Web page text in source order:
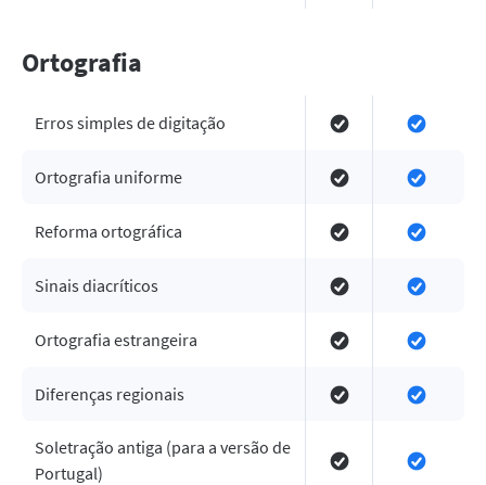
Ortografia
Erros simples de digitação
Ortografia uniforme
Reforma ortográfica
Sinais diacríticos
Ortografia estrangeira
Diferenças regionais
Soletração antiga (para a versão de
Portugal)